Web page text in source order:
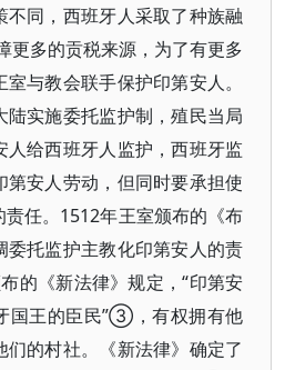
同，西班牙人采取了种族融
多的贡税来源，为了有更多
与教会联手保护印第安人。
实施委托监护制，殖民当局
给西班牙人监护，西班牙监
安人劳动，但同时要承担使
任。1512年王室颁布的《布
委托监护主教化印第安人的责
的《新法律》规定，“印第安
国王的臣民”③，有权拥有他
的村社。《新法律》确定了